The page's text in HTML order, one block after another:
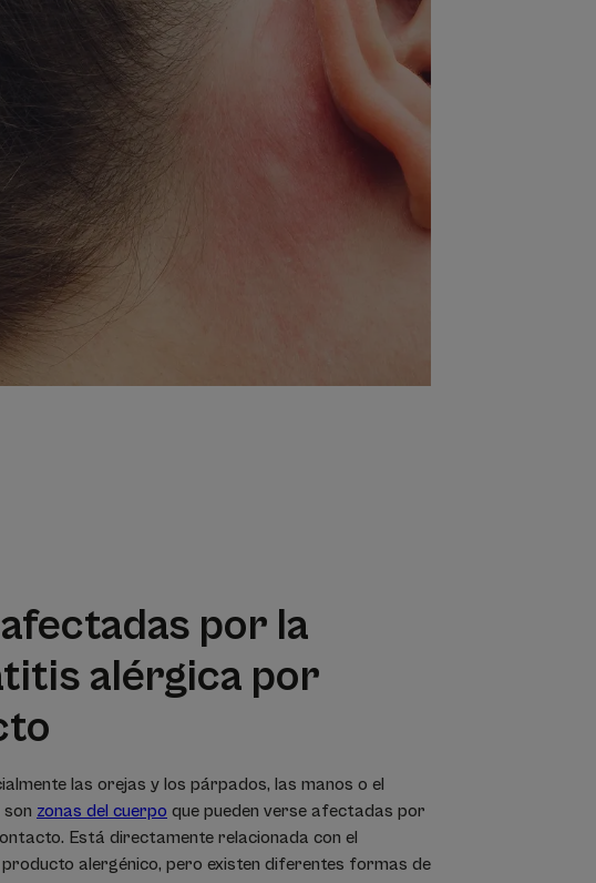
por la
alérgica por
las orejas y los párpados, las manos o el
zonas del cuerpo que pueden verse afectadas por
Está directamente relacionada con el
alergénico, pero existen diferentes formas de